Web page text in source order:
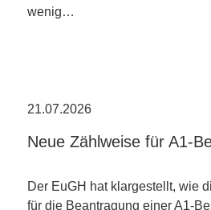
wenig…
21.07.2026
Neue Zählweise für A1-
Der EuGH hat klargestellt, wie
für die Beantragung einer A1-